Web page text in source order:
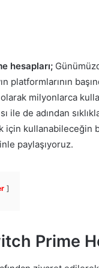
hesapları;
platformlarının
milyonlarca
ile de adından
için kullanabileceğin
paylaşıyoruz.
Prime